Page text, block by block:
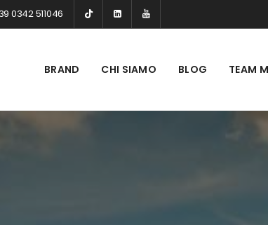
0342 511046
BRAND CHI SIAMO BLOG TEAM